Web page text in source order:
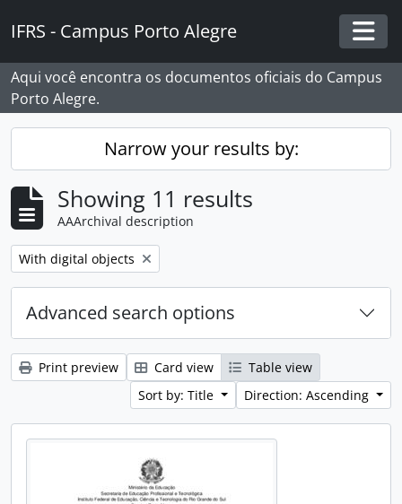
IFRS - Campus Porto Alegre
Aqui você encontra os documentos oficiais do Campus
Porto Alegre.
Narrow your results by:
Showing 11 results
AAArchival description
Remove filter:
With digital objects
Advanced search options
Print preview Card view
Table view
Sort by: Title
Direction: Ascending